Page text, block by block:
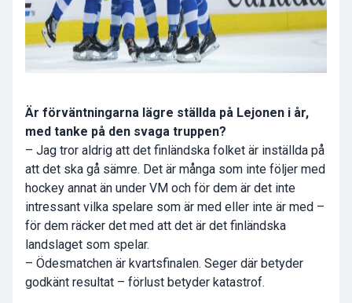
Är förväntningarna lägre ställda på Lejonen i år,
med tanke på den svaga truppen?
– Jag tror aldrig att det finländska folket är inställda på
att det ska gå sämre. Det är många som inte följer med
hockey annat än under VM och för dem är det inte
intressant vilka spelare som är med eller inte är med –
för dem räcker det med att det är det finländska
landslaget som spelar.
– Ödesmatchen är kvartsfinalen. Seger där betyder
godkänt resultat – förlust betyder katastrof.